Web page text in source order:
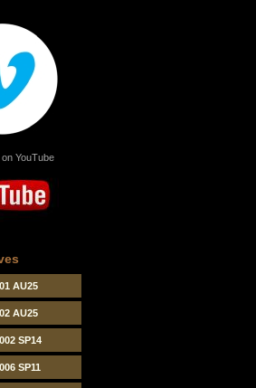
YouTube
AU25
AU25
SP14
SP11